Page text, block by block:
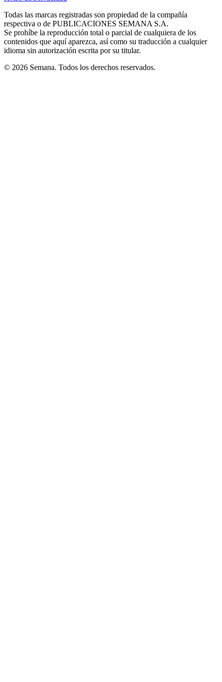
windowwindowwindow
new
window
Todas las marcas registradas son propiedad de la compañía
respectiva o de PUBLICACIONES SEMANA S.A.
Se prohíbe la reproducción total o parcial de cualquiera de los
contenidos que aquí aparezca, así como su traducción a cualquier
idioma sin autorización escrita por su titular.
© 2026 Semana. Todos los derechos reservados.